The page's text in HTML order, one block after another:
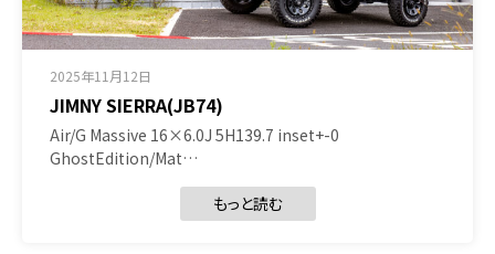
2025年11月12日
JIMNY SIERRA(JB74)
Air/G Massive 16×6.0J 5H139.7 inset+-0
GhostEdition/Mat…
もっと読む